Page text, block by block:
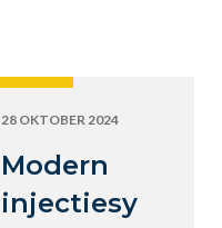
28 OKTOBER 2024
Modern
injectiesy